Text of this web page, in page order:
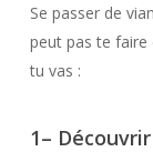
Se passer de
peut pas te faire
tu vas :
1–